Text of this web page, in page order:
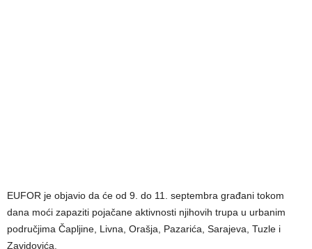
EUFOR je objavio da će od 9. do 11. septembra građani tokom
dana moći zapaziti pojačane aktivnosti njihovih trupa u urbanim
područjima Čapljine, Livna, Orašja, Pazarića, Sarajeva, Tuzle i
Zavidovića.